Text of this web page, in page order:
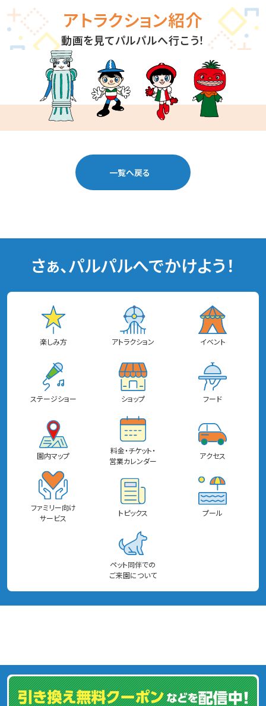
アトラクション紹介
動画を見てパルパルへ行こう！
一覧へ戻る
さぁ、パルパルへでかけよう！
楽しみ方 アトラクション イベント
ステージショー ショップ フード
園内マップ
料金・チケット・
営業カレンダー
アクセス
ファミリー向け
サービス
トピックス プール
ペット同伴での
ご来園について